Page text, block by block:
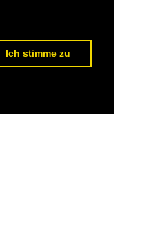
Ich stimme zu